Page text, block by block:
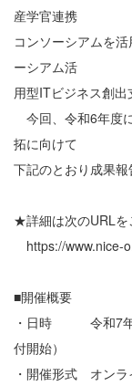
産学官連携
コンソーシアムを
ーシアム活
用型ITビジネス創出
今回、令和6年度
拓に向けて
下記のとおり成果報
★詳細は次のURLを
https://www.nice-
■開催概要
・日時 令和7年3
付開始）
・開催形式 オン